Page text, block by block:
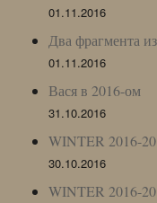
01.11.2016
Два фрагмента
01.11.2016
Вася в 2016-ом
31.10.2016
WINTER 2016-
30.10.2016
WINTER 2016-